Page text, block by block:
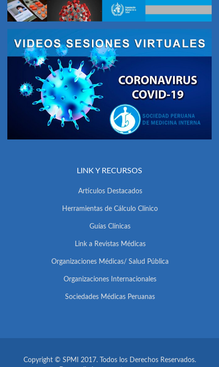
LINK Y RECURSOS
Artículos Destacados
Herramientas de Cálculo Clínico
Guías Clínicas
Link a Revistas Médicas
Organizaciones Médicas/ Salud Pública
Organizaciones Internacionales
Sociedades Médicas Peruanas
Copyright © SPMI 2017. Todos los Derechos Reservados.